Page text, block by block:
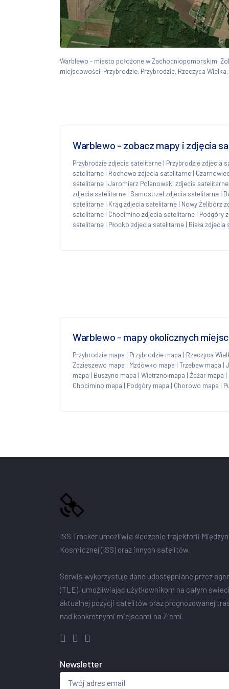
Warblewo - miasto położone w Zachodniopomorskim.
miejscowości: Przybrodzie, Przybrodzie, Rzeczyca
Warblewo - zobacz mapy i zdjęcia
Przybrodzie zdjecia satelitarne | Przybrodzie zdjecia
satelitarne | Rochowo zdjecia satelitarne |
satelitarne | Jaromierz Polanowski zdjecia satelitarne
zdjecia satelitarne | Samostrzel zdjecia satelitarne |
satelitarne | Krąg zdjecia satelitarne | Nowy Żelibórz
satelitarne | Chocimino zdjecia satelitarne | Podgóry
satelitarne | Płocko zdjecia satelitarne | Biała zdjecia
Warblewo - mapy okolicznych
Przybrodzie mapa | Przybrodzie mapa | Rzeczyca
Zdzieszewo mapa | Mzdówko mapa | Trzebaw mapa |
mapa | Buszyno mapa | Wietrzno mapa | Żdżar mapa |
Chocimino mapa | Podgóry mapa | Chorowo mapa |
ISS Tracker umożliwia śledzenie trajektorii
Kosmicznej (ISS) oraz innych satelitów.
Serwis wykorzystuje dane udostępniane przez
(TLE), umożliwiając użytkownikom na całym
aktualnej pozycji satelitów oraz prognozowanej
nad konkretnymi miejscami na Ziemi.
Newsletter